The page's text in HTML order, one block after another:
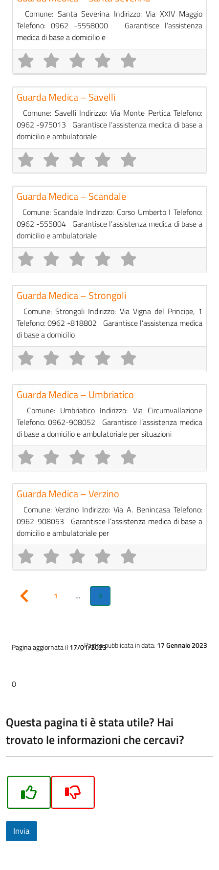
Comune: Santa Severina Indirizzo: Via XXIV Maggio
Telefono: 0962 -5558000 Garantisce l’assistenza
medica di base a domicilio e
Guarda Medica – Savelli
Comune: Savelli Indirizzo: Via Monte Pertica Telefono:
0962 -975013 Garantisce l’assistenza medica di base a
domicilio e ambulatoriale
Guarda Medica – Scandale
Comune: Scandale Indirizzo: Corso Umberto I Telefono:
0962 -555804 Garantisce l’assistenza medica di base a
domicilio e ambulatoriale
Guarda Medica – Strongoli
Comune: Strongoli Indirizzo: Via Vigna del Principe, 1
Telefono: 0962 -818802 Garantisce l’assistenza medica
di base a domicilio
Guarda Medica – Umbriatico
Comune: Umbriatico Indirizzo: Via Circumvallazione
Telefono: 0962-908052 Garantisce l’assistenza medica
di base a domicilio e ambulatoriale per situazioni
Guarda Medica – Verzino
Comune: Verzino Indirizzo: Via A. Benincasa Telefono:
0962-908053 Garantisce l’assistenza medica di base a
domicilio e ambulatoriale per
Articoli più recenti
1 … 3
Pagina aggiornata il17/01/2023
Pagina pubblicata in data: 17 Gennaio 2023
0
Questa pagina ti è stata utile? Hai
trovato le informazioni che cercavi?
Invia